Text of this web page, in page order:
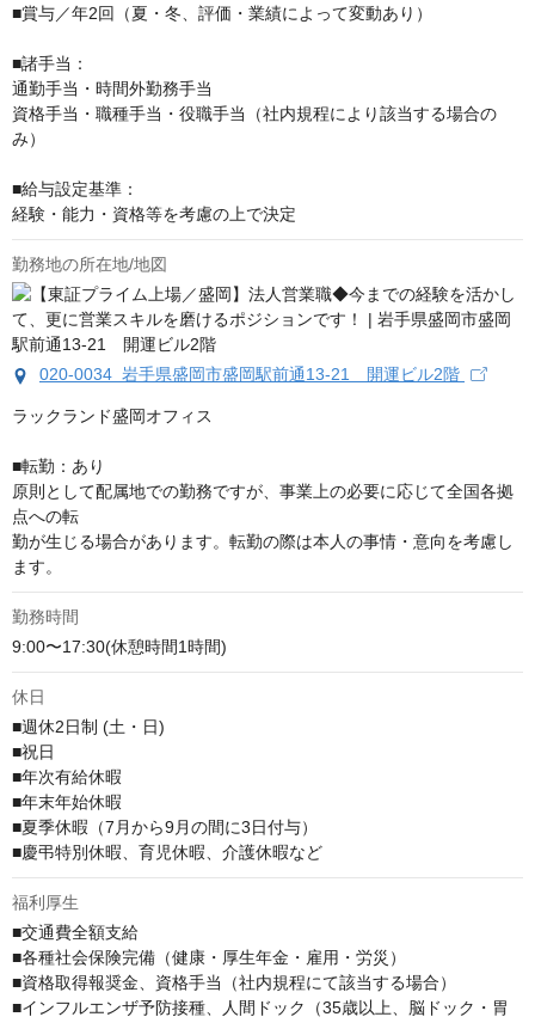
■賞与／年2回（夏・冬、評価・業績によって変動あり）
■諸手当：
通勤手当・時間外勤務手当
資格手当・職種手当・役職手当（社内規程により該当する場合の
み）
■給与設定基準：
経験・能力・資格等を考慮の上で決定
勤務地の所在地/地図
020-0034 岩手県盛岡市盛岡駅前通13-21 開運ビル2階
ラックランド盛岡オフィス
■転勤：あり
原則として配属地での勤務ですが、事業上の必要に応じて全国各拠
点への転
勤が生じる場合があります。転勤の際は本人の事情・意向を考慮し
ます。
勤務時間
9:00〜17:30(休憩時間1時間)
休日
■週休2日制 (土・日)
■祝日
■年次有給休暇
■年末年始休暇
■夏季休暇（7月から9月の間に3日付与）
■慶弔特別休暇、育児休暇、介護休暇など
福利厚生
■交通費全額支給
■各種社会保険完備（健康・厚生年金・雇用・労災）
■資格取得報奨金、資格手当（社内規程にて該当する場合）
■インフルエンザ予防接種、人間ドック（35歳以上、脳ドック・胃